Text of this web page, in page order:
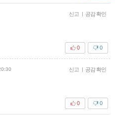
신고 | 공감 확인
0
0
신고 | 공감 확인
0
0